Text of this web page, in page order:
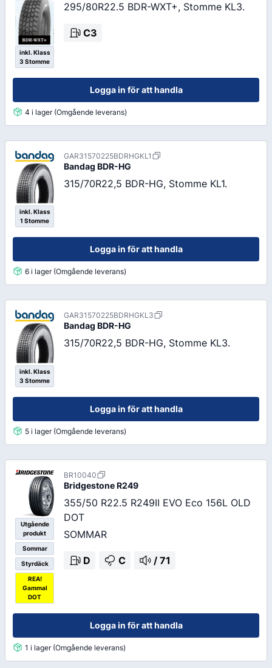
inkl. Klass
3 Stomme
295/80R22.5 BDR-WXT+, Stomme KL3.
C3
Logga in för att handla
4 i lager (Omgående leverans)
inkl. Klass
1 Stomme
GAR31570225BDRHGKL1
Bandag BDR-HG
315/70R22,5 BDR-HG, Stomme KL1.
Logga in för att handla
6 i lager (Omgående leverans)
inkl. Klass
3 Stomme
GAR31570225BDRHGKL3
Bandag BDR-HG
315/70R22,5 BDR-HG, Stomme KL3.
Logga in för att handla
5 i lager (Omgående leverans)
Utgående
produkt
Sommar
Styrdäck
REA!
Gammal
DOT
BR10040
BridgestoneR249
355/50 R22.5 R249II EVO Eco 156L OLD
DOT
SOMMAR
D C / 71
Logga in för att handla
1 i lager (Omgående leverans)